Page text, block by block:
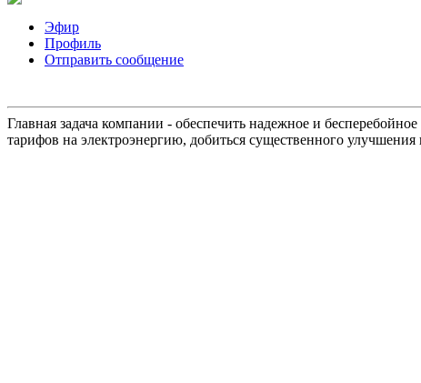
Эфир
Профиль
Отправить сообщение
Главная задача компании - обеспечить надежное и
тарифов на электроэнергию, добиться существенного улучшения